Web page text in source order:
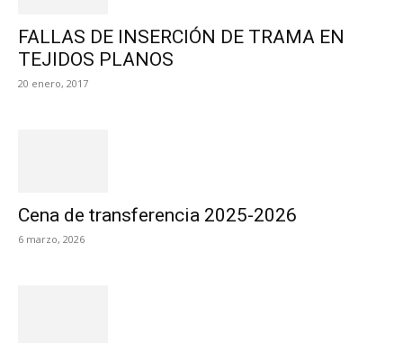
FALLAS DE INSERCIÓN DE TRAMA EN
TEJIDOS PLANOS
20 enero, 2017
Cena de transferencia 2025-2026
6 marzo, 2026